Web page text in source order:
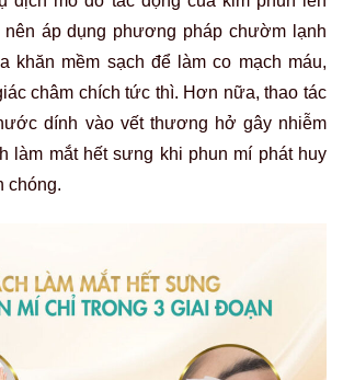
nên áp dụng phương pháp chườm lạnh
khăn mềm sạch để làm co mạch máu,
châm chích tức thì. Hơn nữa, thao tác
dính vào vết thương hở gây nhiễm
làm mắt hết sưng khi phun mí phát huy
chóng.